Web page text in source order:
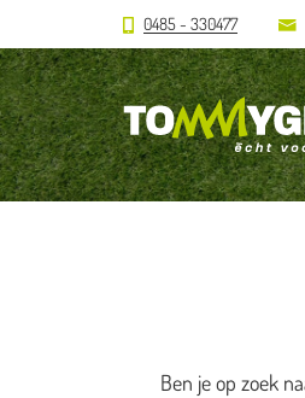
0485 - 330477
Ben je op zoek